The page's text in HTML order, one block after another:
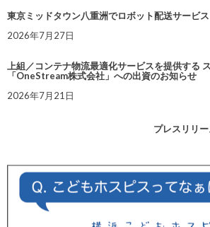
東京ミッドタウン八重洲でロボット配送サービ
2026年7月27日
上組／コンテナ物流最適化サービスを提供する
「OneStream株式会社」への出資のお知らせ
2026年7月21日
プレスリリ